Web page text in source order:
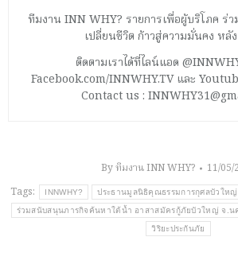
ทีมงาน INN WHY? รายการเพื่อผู้บริโภค ร่
เปลี่ยนชีวิต ก้าวสู่ความมั่นคง หลั
ติดตามเราได้ที่ไลน์แอด
Facebook.com/INNWHY.TV และ
Contact us :
Byทีมงาน INN WHY?
11/05/
Tags:
INNWHY? ประธานมูลนิธิคุณธรรมการกุศลบัวใหญ่
ร่วมสนับสนุนภารกิจค้นหาใต้น้ำ อาสาสมัครกู้ภัยบัวใหญ่ จ.น
วิริยะประกันภัย